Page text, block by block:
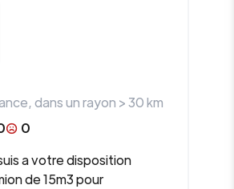
, dans un rayon >30km
0
a votre disposition
de 15m3 pour